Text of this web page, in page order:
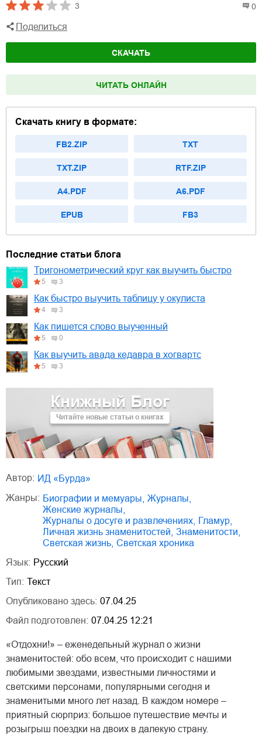
3 0
Поделиться
СКАЧАТЬ
ЧИТАТЬ ОНЛАЙН
Скачать книгу в формате:
FB2.ZIP TXT
TXT.ZIP RTF.ZIP
A4.PDF A6.PDF
EPUB FB3
Книжный Блог
Читайте новые статьи о книгах
Последние статьи блога
Тригонометрический круг как выучить быстро
5 3
Как быстро выучить таблицу у окулиста
4 3
Как пишется слово выученный
5 0
Как выучить авада кедавра в хогвартс
5 3
Автор:
ИД «Бурда»
Жанры:
биографии и мемуары журналы
женские журналы
журналы о досуге и развлечениях
гламур
личная жизнь знаменитостей
знаменитости
светская жизнь
светская хроника
Язык: Русский
Тип: Текст
Опубликовано здесь: 07.04.25
Файл подготовлен: 07.04.25 12:21
«Отдохни!» – еженедельный журнал о жизни
знаменитостей: обо всем, что происходит с нашими
любимыми звездами, известными личностями и
светскими персонами, популярными сегодня и
знаменитыми много лет назад. В каждом номере –
приятный сюрприз: большое путешествие мечты и
розыгрыш поездки на двоих в далекую страну.